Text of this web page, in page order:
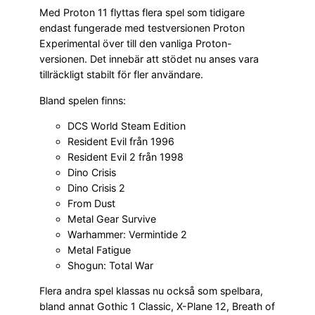
Med Proton 11 flyttas flera spel som tidigare
endast fungerade med testversionen Proton
Experimental över till den vanliga Proton-
versionen. Det innebär att stödet nu anses vara
tillräckligt stabilt för fler användare.
Bland spelen finns:
DCS World Steam Edition
Resident Evil från 1996
Resident Evil 2 från 1998
Dino Crisis
Dino Crisis 2
From Dust
Metal Gear Survive
Warhammer: Vermintide 2
Metal Fatigue
Shogun: Total War
Flera andra spel klassas nu också som spelbara,
bland annat Gothic 1 Classic, X-Plane 12, Breath of